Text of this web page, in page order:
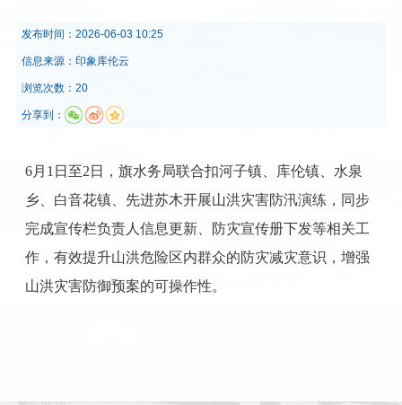
发布时间： 2026-06-03 10:25
信息来源： 印象库伦云
浏览次数：20
分享到：
6月1日至2日，旗水务局联合扣河子镇、库伦镇、水泉
乡、白音花镇、先进苏木开展山洪灾害防汛演练，同步
完成宣传栏负责人信息更新、防灾宣传册下发等相关工
作，有效提升山洪危险区内群众的防灾减灾意识，增强
山洪灾害防御预案的可操作性。